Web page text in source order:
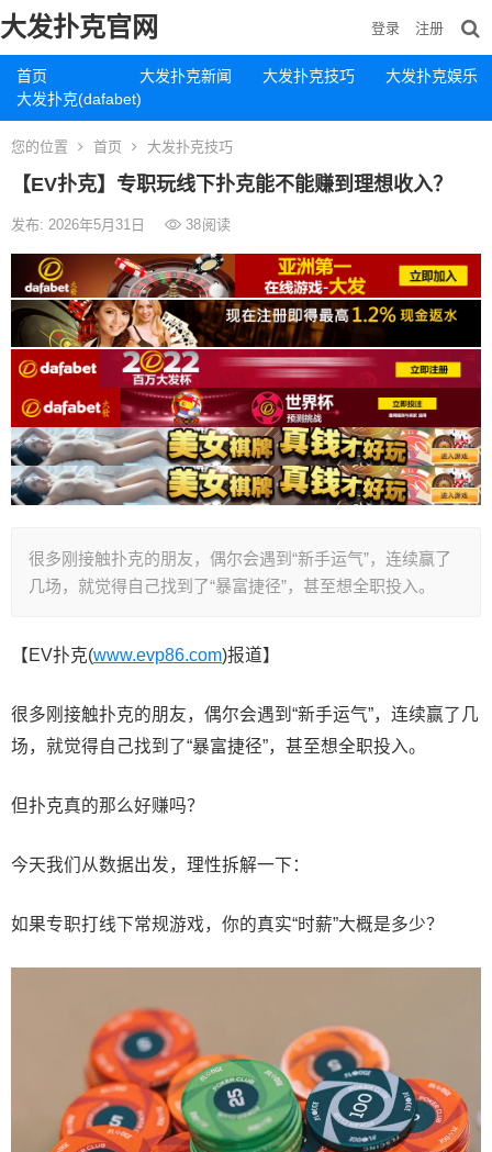
大发扑克官网
首页 大发扑克新闻 大发扑克技巧
大发扑克娱乐
大发扑克(dafabet)
登录 注册
您的位置 首页 大发扑克技巧
【EV扑克】专职玩线下扑克能不能赚到理想收入？
发布: 2026年5月31日 38阅读
很多刚接触扑克的朋友，偶尔会遇到“新手运气”，连续赢了
几场，就觉得自己找到了“暴富捷径”，甚至想全职投入。
【EV扑克(www.evp86.com)报道】
很多刚接触扑克的朋友，偶尔会遇到“新手运气”，连续赢了几
场，就觉得自己找到了“暴富捷径”，甚至想全职投入。
但扑克真的那么好赚吗？
今天我们从数据出发，理性拆解一下：
如果专职打线下常规游戏，你的真实“时薪”大概是多少？